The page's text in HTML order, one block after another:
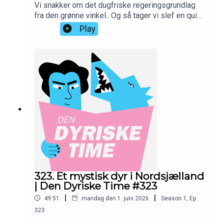
Vi snakker om det dugfriske regeringsgrundlag
fra den grønne vinkel.. Og så tager vi slef en quiz
til sidst.—Skriv jer op på www.10er.dk og støt
programmet med en lille donation, så ville vi være
https://10er.dk/dendyrisketime—IG:
instagram.com/dendyrisketimeMBK:
instagram.com/kallebkimAH:
instagram.com/alexanderholmdk—Produceret hos
PodAmok STUDIOGrafik af Rikke Blicher //
instagram.com/rblicher/Musik af Rasmus Voss //
instagram.com/fantastic_mr_voss/—
Play
323. Et mystisk dyr i Nordsjælland
| Den Dyriske Time #323
49:51 | mandag den 1. juni 2026 | Season 1 , Ep.
323